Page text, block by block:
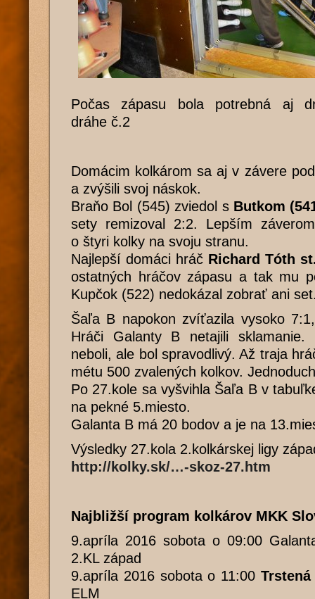
Počas zápasu bola potrebná aj
dráhe č.2
Domácim kolkárom sa aj v závere
a zvýšili svoj náskok.
Braňo Bol (545) zviedol s Butkom
sety remizoval 2:2. Lepším
o štyri kolky na svoju stranu.
Najlepší domáci hráč Richard Tóth
ostatných hráčov zápasu a tak mu
Kupčok (522) nedokázal zobrať ani
Šaľa B napokon zvíťazila vysoko
Hráči Galanty B netajili sklamanie.
neboli, ale bol spravodlivý. Až traja
métu 500 zvalených kolkov.
Po 27.kole sa vyšvihla Šaľa B v
na pekné 5.miesto.
Galanta B má 20 bodov a je na
Výsledky 27.kola 2.kolkárskej ligy
http://kolky.sk/…-skoz-27.htm
Najbližší program kolkárov MKK
9.apríla 2016 sobota o 09:00
2.KL západ
9.apríla 2016 sobota o 11:00
ELM